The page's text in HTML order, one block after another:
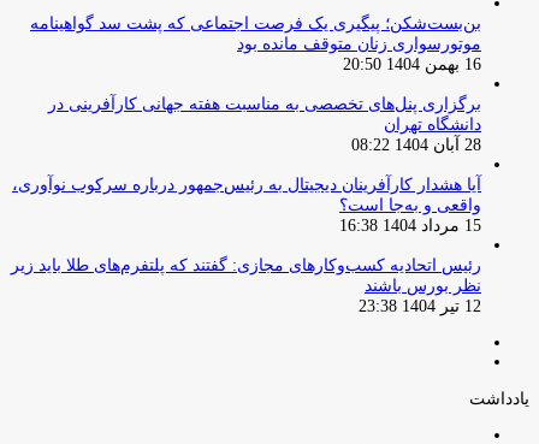
بن‌بست‌شکن؛ پیگیری یک فرصت اجتماعی که پشت سد گواهینامه
موتورسواری زنان متوقف مانده بود
16 بهمن 1404 20:50
برگزاری پنل‌های تخصصی به مناسبت هفته جهانی کارآفرینی در
دانشگاه تهران
28 آبان 1404 08:22
آیا هشدار کارآفرینان دیجیتال به رئیس‌جمهور درباره سرکوب نوآوری،
واقعی و به‌جا است؟
15 مرداد 1404 16:38
‏رئیس اتحادیه کسب‌وکارهای مجازی: گفتند که پلتفرم‌های طلا باید زیر
نظر بورس باشند
12 تیر 1404 23:38
یادداشت